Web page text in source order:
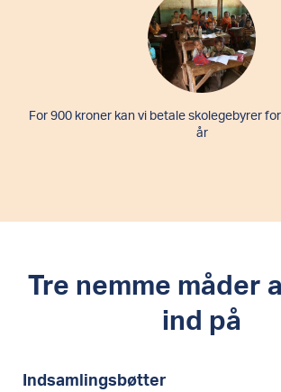
For 900 kroner kan vi betale skolegebyrer
år
Tre nemme måder
ind på
Indsamlingsbøtter